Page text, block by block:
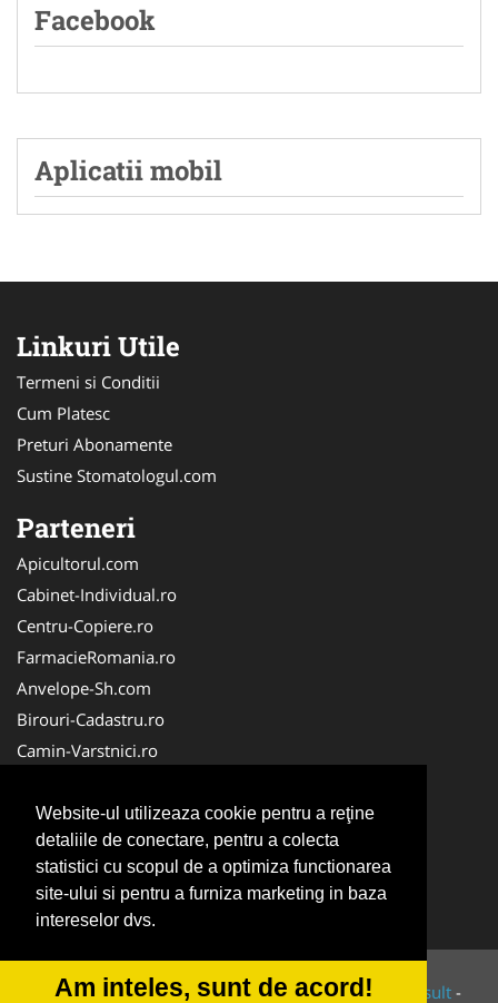
Website-ul utilizeaza cookie pentru a reţine
detaliile de conectare, pentru a colecta
statistici cu scopul de a optimiza functionarea
site-ului si pentru a furniza marketing in baza
intereselor dvs.
Am inteles, sunt de acord!
Facebook
Aplicatii mobil
Linkuri Utile
Termeni si Conditii
Cum Platesc
Preturi Abonamente
Sustine Stomatologul.com
Parteneri
Apicultorul.com
Cabinet-Individual.ro
Centru-Copiere.ro
FarmacieRomania.ro
Anvelope-Sh.com
Birouri-Cadastru.ro
Camin-Varstnici.ro
Cabinet-Ginecologic.ro
Cabinet-Psihologie.com
Clinica-Privata.ro
InchiriereToaleteEcologice.ro
© 2014-2026 Powered byVilonMedia&Tokaido Consult -